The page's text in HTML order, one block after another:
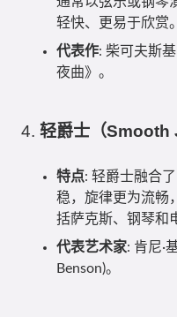
轻快、更易于欣赏。
代表作: 柴可夫斯
夜曲》。
4. 轻爵士（Smooth
特点: 轻爵士融合
稳，旋律更为流畅
括萨克斯、钢琴和
代表艺术家: 肯尼·
Benson)。